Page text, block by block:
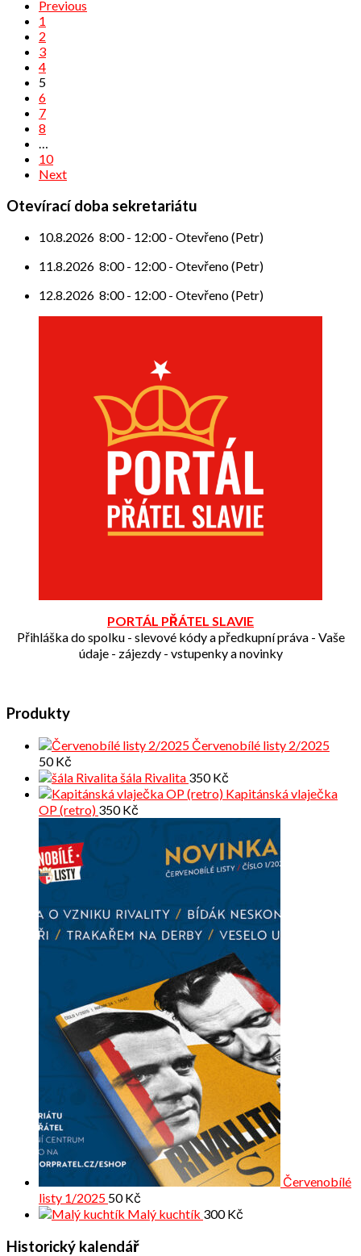
Previous
1
2
3
4
5
6
7
8
…
10
Next
Otevírací doba sekretariátu
10.8.2026 8:00- 12:00- Otevřeno (Petr)
11.8.2026 8:00- 12:00- Otevřeno (Petr)
12.8.2026 8:00- 12:00- Otevřeno (Petr)
PORTÁL PŘÁTEL SLAVIE
Přihláška do spolku - slevové kódy a předkupní práva - Vaše
údaje - zájezdy - vstupenky a novinky
Produkty
Červenobílé listy 2/2025
50Kč
šála Rivalita 350Kč
Kapitánská vlaječka
OP (retro) 350Kč
Červenobílé
listy 1/2025 50Kč
Malý kuchtík 300Kč
Historický kalendář